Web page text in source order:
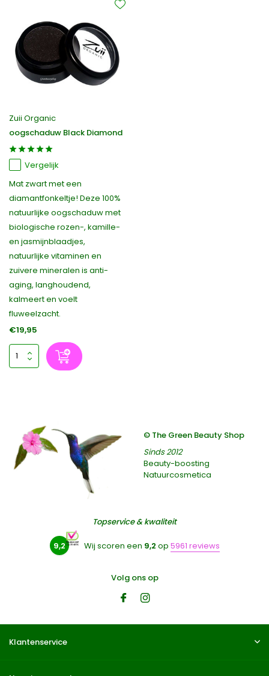
Zuii Organic
oogschaduw Black Diamond
Vergelijk
Mat zwart met een
diamantfonkeltje! Deze 100%
natuurlijke oogschaduw met
biologische rozen-, kamille-
en jasmijnblaadjes,
natuurlijke vitaminen en
zuivere mineralen is anti-
aging, langhoudend,
kalmeert en voelt
fluweelzacht.
€19,95
© The Green Beauty Shop
Sinds 2012
Beauty-boosting
Natuurcosmetica
Topservice & kwaliteit
9,2 Wij scoren een 9,2 op 5961 reviews
Volg ons op
Klantenservice